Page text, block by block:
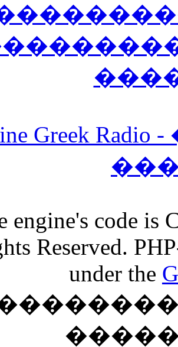
Greek
engine's code
Reserved.
under the